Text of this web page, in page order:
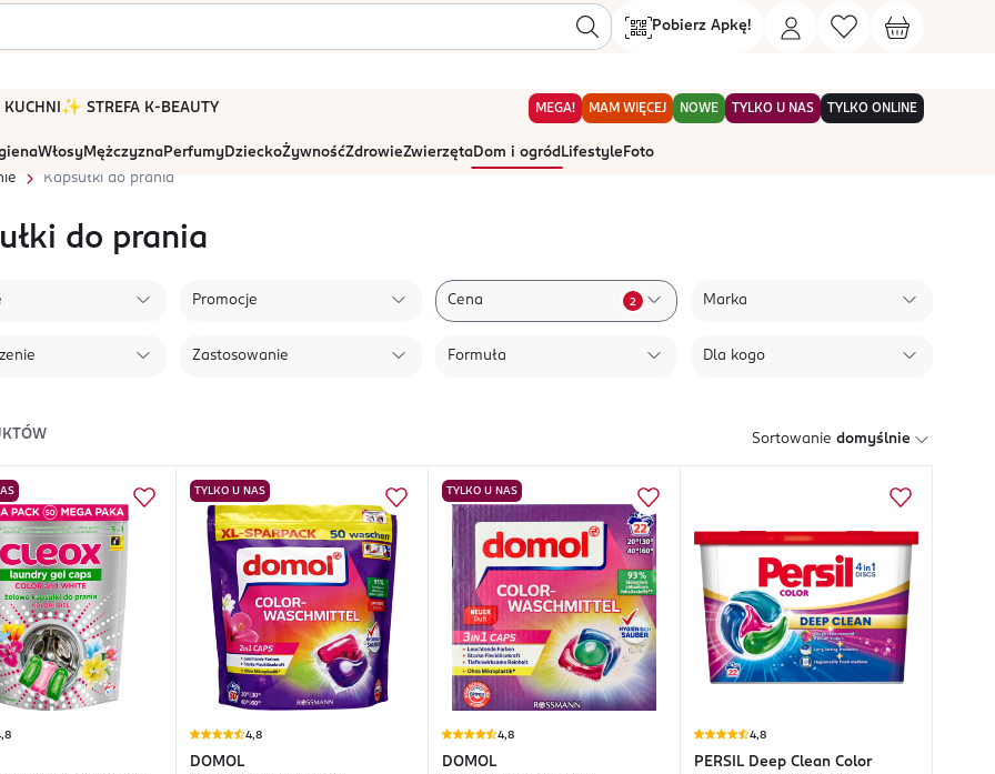
Pobierz Apkę!
KUCHNI ✨ STREFA K-BEAUTY MEGA! MAM WIĘCEJ NOWE TYLKO U NAS TYLKO ONLINE
WłosyMężczyznaPerfumyDzieckoŻywnośćZdrowieZwierzętaDom i ogród Lifestyle Foto
Kapsułki do prania
do prania
Promocje Cena 2 Marka
Zastosowanie Formuła Dla kogo
Sortowanie domyślnie
TYLKO U NAS
4,8
DOMOL
TYLKO U NAS
4,8
DOMOL
4,8
PERSIL Deep Clean Color